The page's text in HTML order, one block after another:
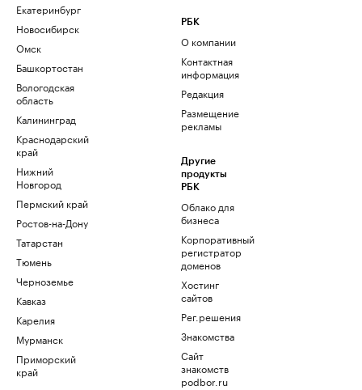
Екатеринбург
Новосибирск
Омск
Башкортостан
Вологодская
область
Калининград
Краснодарский
край
Нижний
Новгород
Пермский край
Ростов-на-Дону
Татарстан
Тюмень
Черноземье
Кавказ
Карелия
Мурманск
Приморский
край
РБК
О компании
Контактная
информация
Редакция
Размещение
рекламы
Другие
продукты
РБК
Облако для
бизнеса
Корпоративный
регистратор
доменов
Хостинг
сайтов
Рег.решения
Знакомства
Сайт
знакомств
podbor.ru